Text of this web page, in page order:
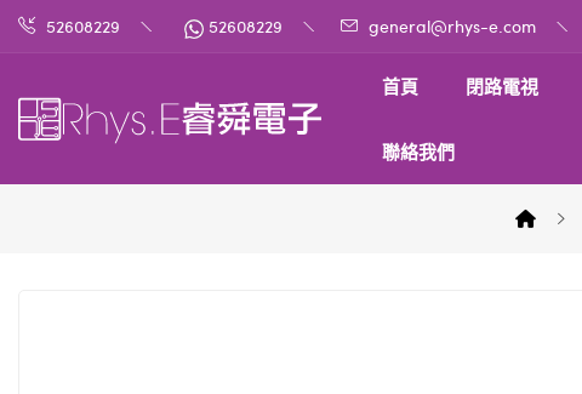
52608229 52608229 general@rhys-e.com
首頁 閉路電視
聯絡我們